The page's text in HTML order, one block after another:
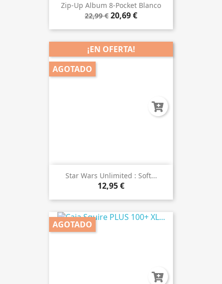
Zip-Up Album 8-Pocket Blanco
22,99 € 20,69 €
Star Wars Unlimited : Soft...
12,95 €
¡EN OFERTA!
AGOTADO
AGOTADO